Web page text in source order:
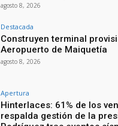
agosto 8, 2026
Destacada
Construyen terminal
Aeropuerto de Maiquetía
agosto 8, 2026
Apertura
Hinterlaces: 61% de los
respalda gestión de la